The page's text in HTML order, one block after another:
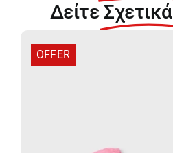
06986-
ποσότητα
Δείτε Σχετικά
OFFER